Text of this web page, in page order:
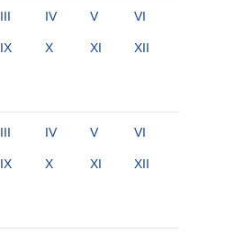
III IV V VI
IX X XI XII
III IV V VI
IX X XI XII